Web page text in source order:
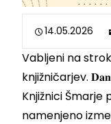
14.05.2026
Vabljeni na
knjižničarjev.
Knjižnici Šmarje
namenjeno